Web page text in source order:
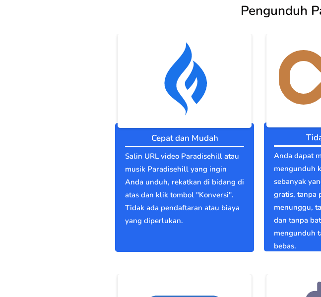
Pengunduh
Cepat dan Mudah
Salin URL video Paradisehill atau
musik Paradisehill yang ingin
Anda unduh, rekatkan di bidang di
atas dan klik tombol "Konversi".
Tidak ada pendaftaran atau biaya
yang diperlukan.
Anda dapat
mengunduh
sebanyak
gratis, tanpa
menunggu,
dan tanpa
mengunduh
bebas.